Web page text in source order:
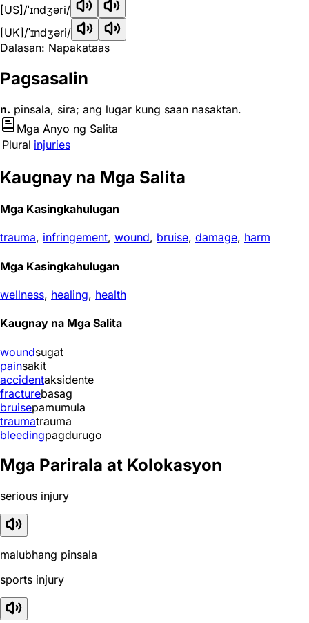
[US] /ˈɪndʒəri/
[UK] /ˈɪndʒəri/
Dalasan: Napakataas
Pagsasalin
n. pinsala, sira; ang lugar kung saan nasaktan.
Mga Anyo ng Salita
Plural injuries
Kaugnay na Mga Salita
Mga Kasingkahulugan
trauma, infringement, wound, bruise, damage, harm
Mga Kasingkahulugan
wellness, healing, health
Kaugnay na Mga Salita
woundsugat
painsakit
accidentaksidente
fracturebasag
bruisepamumula
traumatrauma
bleedingpagdurugo
Mga Parirala at Kolokasyon
serious injury
malubhang pinsala
sports injury